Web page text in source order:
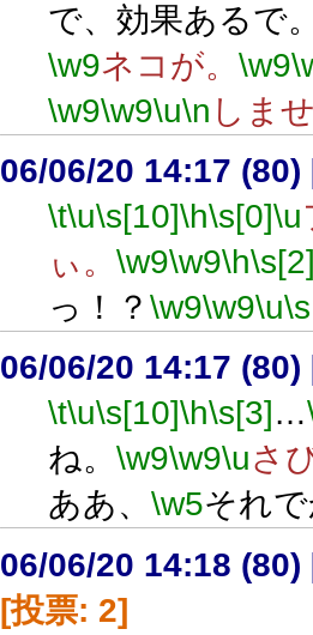
で、効果あるで
\w9ネコが。 \w9
\w9\w9\u\n しま
06/06/20 14:17 (80)
\t\u\s[10]\h\s[0]\u
ぃ。 \w9\w9\h
っ！？ \w9\w9\u
06/06/20 14:17 (80)
\t\u\s[10]\h\s[3] …
ね。 \w9\w9\uさ
ああ、 \w5それ
06/06/20 14:18 (80)
[投票: 2]